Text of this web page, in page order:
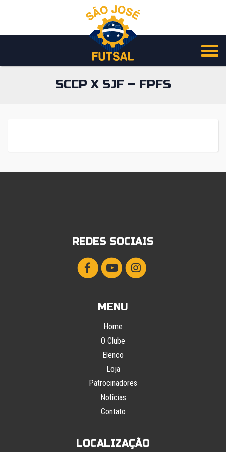
o
SCCP X SJF – FPFS
REDES SOCIAIS
MENU
Home
O Clube
Elenco
Loja
Patrocinadores
Notícias
Contato
LOCALIZAÇÃO